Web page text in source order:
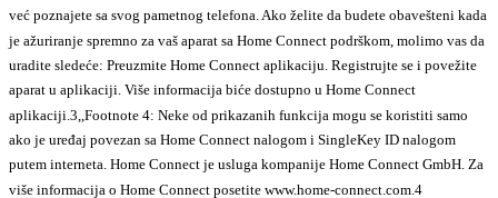
već poznajete sa svog pametnog telefona. Ako želite da budete obavešteni kada
je ažuriranje spremno za vaš aparat sa Home Connect podrškom, molimo vas da
uradite sledeće: Preuzmite Home Connect aplikaciju. Registrujte se i povežite
aparat u aplikaciji. Više informacija biće dostupno u Home Connect
aplikaciji. 3 Footnote 4: Neke od prikazanih funkcija mogu se koristiti samo
ako je uređaj povezan sa Home Connect nalogom i SingleKey ID nalogom
putem interneta. Home Connect je usluga kompanije Home Connect GmbH. Za
više informacija o Home Connect posetite www.home-connect.com. 4